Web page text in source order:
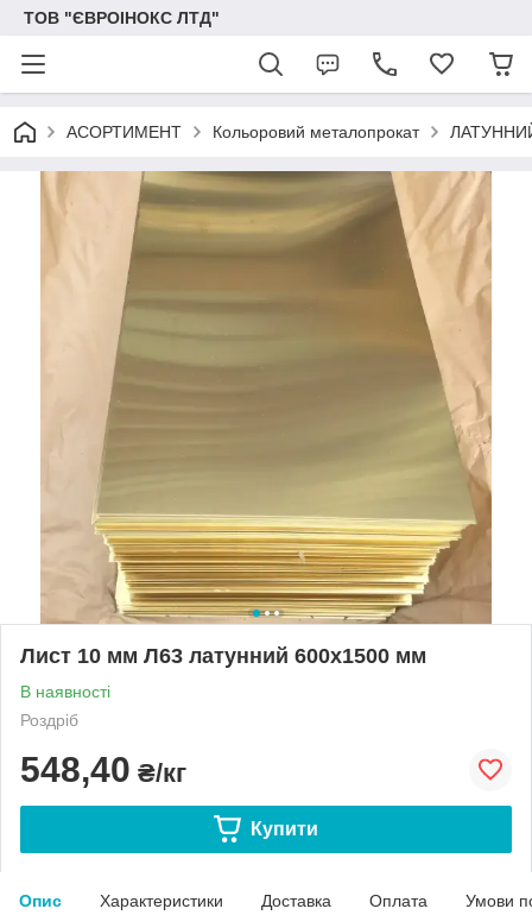
ТОВ "ЄВРОІНОКС ЛТД"
АСОРТИМЕНТ Кольоровий металопрокат
Лист 10 мм Л63 латунний 600х1500 мм
В наявності
Роздріб
548,40 ₴/кг
Купити
Опис Характеристики Доставка Оплата Умови